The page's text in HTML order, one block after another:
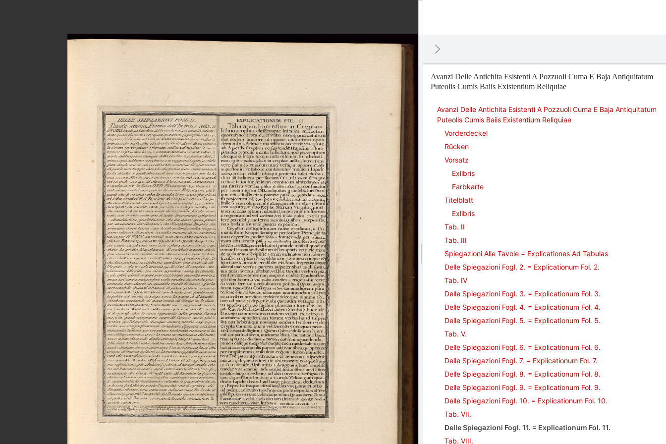
Avanzi Delle Antichita Esistenti A Pozzuoli Cuma E Baja Antiquitatum
Puteolis Cumis Baiis Existentium Reliquiae
Avanzi Delle Antichita Esistenti A Pozzuoli Cuma E Baja Antiquitatum
Puteolis Cumis Baiis Existentium Reliquiae
Vorderdeckel
Rücken
Vorsatz
Exlibris
Farbkarte
Titelblatt
Exlibris
Tab. II
Tab. III
Spiegazioni Alle Tavole = Explicationes Ad Tabulas
Delle Spiegazioni Fogl. 2. = Explicationum Fol. 2.
Tab. IV
Delle Spiegazioni Fogl. 3. = Explicationum Fol. 3.
Delle Spiegazioni Fogl. 4. = Explicationum Fol. 4.
Delle Spiegazioni Fogl. 5. = Explicationum Fol. 5.
Tab. V.
Delle Spiegazioni Fogl. 6. = Explicationum Fol. 6.
Delle Spiegazioni Fogl. 7. = Explicationum Fol. 7.
Delle Spiegazioni Fogl. 8. = Explicationum Fol. 8.
Delle Spiegazioni Fogl. 9. = Explicationum Fol. 9.
Delle Spiegazioni Fogl. 10. = Explicationum Fol. 10.
Tab. VII.
Delle Spiegazioni Fogl. 11. = Explicationum Fol. 11.
Tab. VIII.